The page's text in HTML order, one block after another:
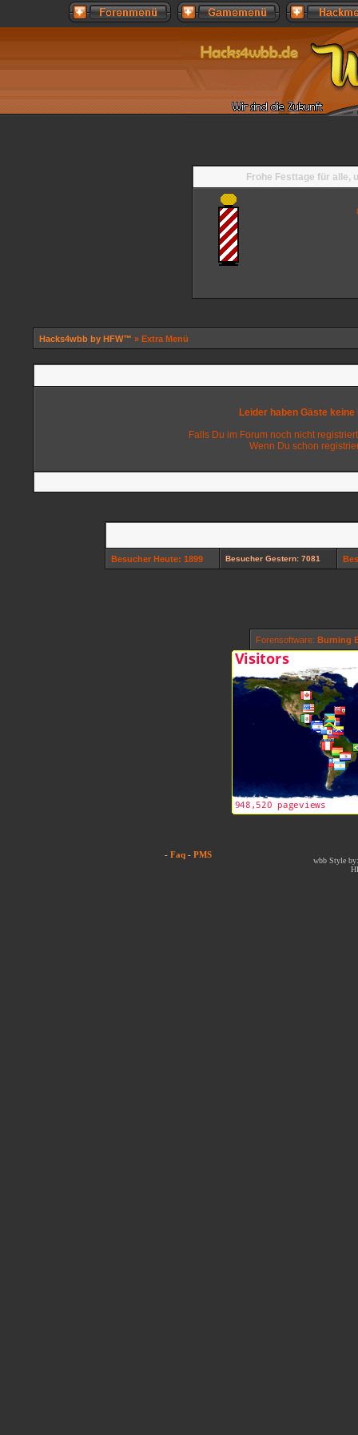
Frohe Festtage für alle,
Hacks4wbb by HFW™ » Extra Menü
Leider haben Gäste
Falls Du im Forum noch nicht
Wenn Du schon
Besucher Heute: 1899 Besucher Gestern: 7081
Forensoftware: Burning
- Faq - PMS
wbb Style